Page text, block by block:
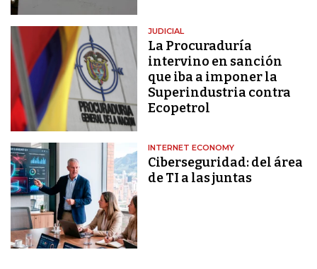
JUDICIAL
La Procuraduría
intervino en sanción
que iba a imponer la
Superindustria contra
Ecopetrol
INTERNET ECONOMY
Ciberseguridad: del área
de TI a las juntas